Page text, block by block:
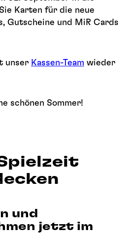
Karten für die neue
Gutscheine und MiR Cards
unser Kassen-Team wieder
schönen Sommer!
und
jetzt im